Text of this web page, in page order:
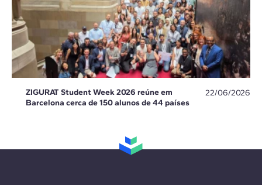
ZIGURAT Student Week 2026 reúne em
Barcelona cerca de 150 alunos de 44 países
22/06/2026